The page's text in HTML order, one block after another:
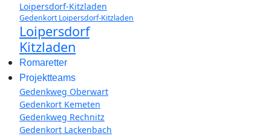
Loipersdorf-Kitzladen
Gedenkort Loipersdorf-Kitzladen
Loipersdorf
Kitzladen
Romaretter
Projektteams
Gedenkweg Oberwart
Gedenkort Kemeten
Gedenkweg Rechnitz
Gedenkort Lackenbach